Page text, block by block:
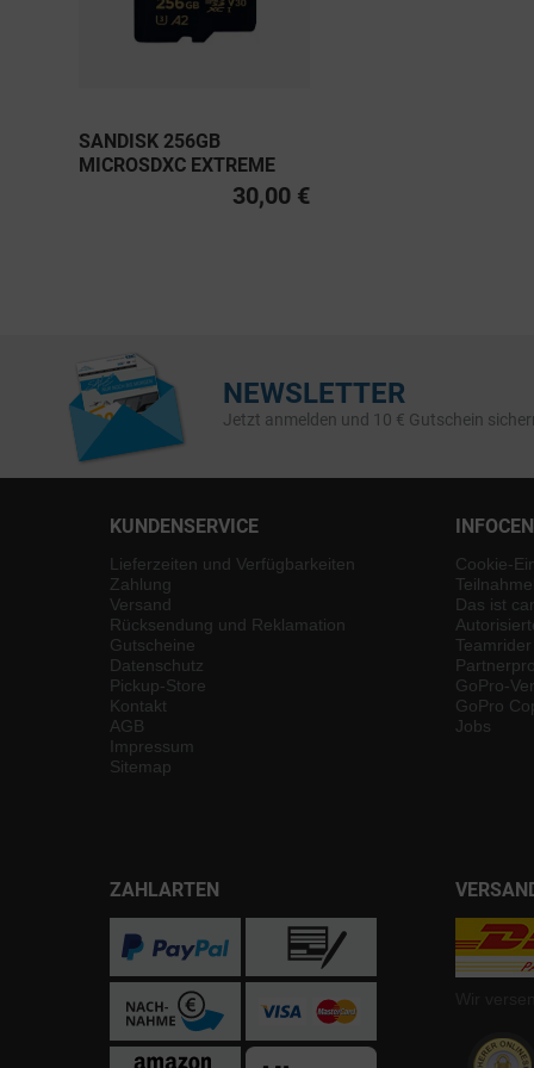
SANDISK 256GB
MICROSDXC EXTREME
PRO UHS-I U3, CLASS 10
30,00 €
NEWSLETTER
Jetzt anmelden und 10 € Gutschein
KUNDENSERVICE
Lieferzeiten und Verfügbarkeiten
Zahlung
Versand
Rücksendung und Reklamation
Gutscheine
Datenschutz
Pickup-Store
Kontakt
AGB
Impressum
Sitemap
Cookie-
Das ist
Teamrider
GoPro-
GoPro
Jobs
ZAHLARTEN